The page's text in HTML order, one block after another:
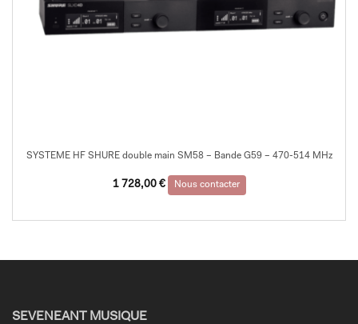
SYSTEME HF SHURE double main SM58 – Bande G59 – 470-514 MHz
1 728,00 € Nous contacter
SEVENEANT MUSIQUE